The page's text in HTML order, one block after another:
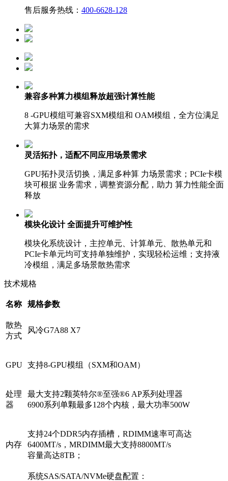
售后服务热线： 400-6628-128
兼容多种算力模组释放超强计算性能
8 -GPU模组可兼容SXM模组和 OAM模组，全方位满足
大算力场景的需求
灵活拓扑，适配不同应用场景需求
GPU拓扑灵活切换，满足多种算 力场景需求；PCIe卡模
块可根据 业务需求，调整资源分配，助力 算力性能全面
释放
模块化设计全面提升可维护性
模块化系统设计，主控单元、计算单元、散热单元和
PCIe卡单元均可支持单独维护，实现轻松运维；支持液
冷模组，满足多场景散热需求
技术规格
名称 规格参数
散热
方式
风冷G7A88 X7
GPU 支持8-GPU模组（SXM和OAM）
处理
器
最大支持2颗英特尔®至强®6 AP系列处理器
6900系列单颗最多128个内核，最大功率500W
内存
支持24个DDR5内存插槽，RDIMM速率可高达
6400MT/s，MRDIMM最大支持8800MT/s
容量高达8TB；
系统SAS/SATA/NVMe硬盘配置：